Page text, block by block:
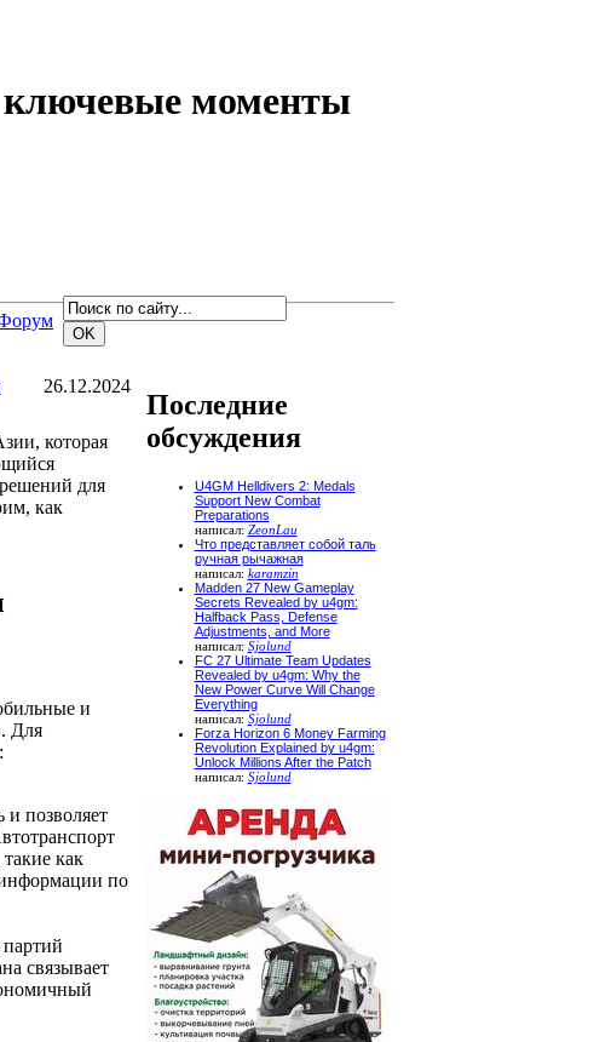
ключевые моменты
26.12.2024
которая
для
как
и
Для
и позволяет
как
по
связывает
Последние
обсуждения
U4GM Helldivers 2: Medals
Support New Combat
Preparations
написал: ZeonLau
Что представляет собой таль
ручная рычажная
написал: karamzin
Madden 27 New Gameplay
Secrets Revealed by u4gm:
Halfback Pass, Defense
Adjustments, and More
написал: Sjolund
FC 27 Ultimate Team Updates
Revealed by u4gm: Why the
New Power Curve Will Change
Everything
написал: Sjolund
Forza Horizon 6 Money Farming
Revolution Explained by u4gm:
Unlock Millions After the Patch
написал: Sjolund